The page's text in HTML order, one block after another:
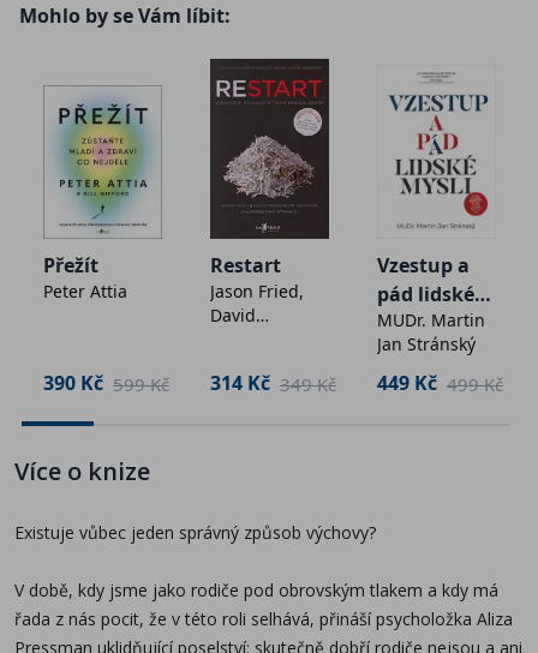
Autorka vtělila dekády psychologických výzkumů do
praktických cvičení a srozumitelných principů, které
můžete použít v každodenním životě – ať už máte
doma batole, nebo dítě před pubertou. Nikdy totiž
není pozdě pomoci svým potomkům rozvíjet
psychickou odolnost, empatii a sebedůvěru.
Díky knize si osvojíte 5 klíčových principů:
• VZTAHY: I podpora jediné konzistentní a citlivé
osoby může změnit, jakým směrem se vývoj dítěte
• REGULACE: Zvládat emoce děti učíme tím, že se
• REFLEXE: Využijte příležitost k prolomení starých
vzorců chování, které ve své rodině nechcete
• PRAVIDLA: Všechny pocity jsou vítané, ale ne každé
chování je přijatelné. Jasná pravidla dítěti zajistí emoční
i fyzické bezpečí.
• NÁPRAVA: Nebojte se chyb. Skutečný růst přichází
právě tehdy, když chyby napravujeme.
Mohlo by se Vám líbit:
Přežít
Peter Attia
390 Kč 599 Kč
Restart
Jason Fried,
David
314 Kč 349 Kč
Vzestup a
pád lidské
mysli
MUDr. Martin
Jan Stránský
449 Kč 499 Kč
Více o knize
Existuje vůbec jeden správný způsob výchovy?
V době, kdy jsme jako rodiče pod obrovským tlakem a kdy má
řada z nás pocit, že v této roli selhává, přináší psycholožka Aliza
Pressman uklidňující poselství: skutečně dobří rodiče nejsou a ani